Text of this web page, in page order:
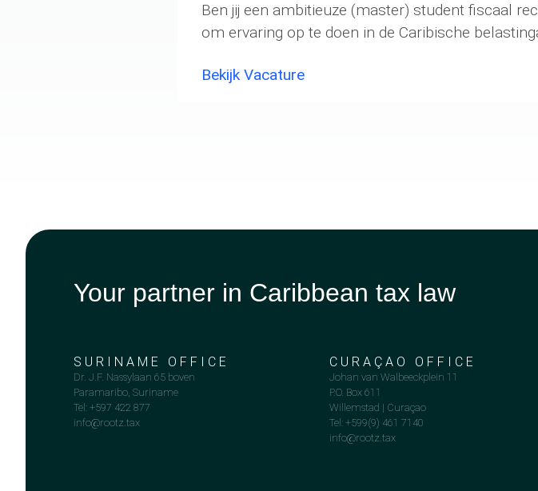
Ben jij een ambitieuze (master) student fiscaal
om ervaring op te doen in de Caribische
Bekijk Vacature
Your partner in Caribbean tax law
SURINAME OFFICE
Dr. J.F. Nassylaan 65 boven
Paramaribo, Suriname
Tel: +597 422 877
info@rootz.tax
CURAÇAO OFFICE
Johan van Walbeeckplein 11
P.O. Box 611
Willemstad | Curaçao
Tel: +599(9) 461 7140
info@rootz.tax